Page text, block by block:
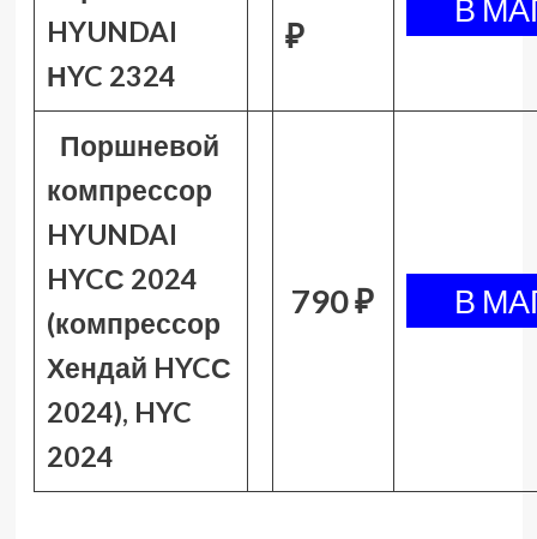
HYUNDAI
НYC 2324
₽
Поршневой
компрессор
HYUNDAI
HYCС 2024
(компрессор
Хендай HYCС
2024), HYC
2024
790 ₽